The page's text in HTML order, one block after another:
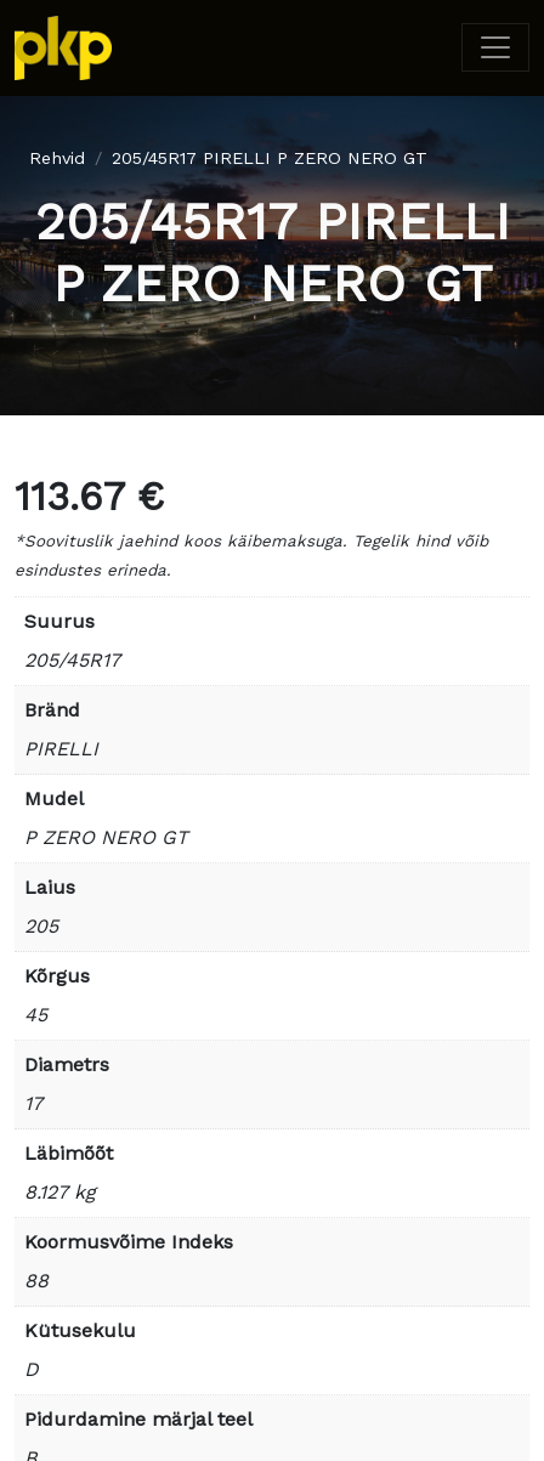
Rehvid 205/45R17 PIRELLI P ZERO NERO GT
205/45R17 PIRELLI
P ZERO NERO GT
113.67 €
*Soovituslik jaehind koos käibemaksuga. Tegelik hind võib
esindustes erineda.
Suurus
205/45R17
Bränd
PIRELLI
Mudel
P ZERO NERO GT
Laius
205
Kõrgus
45
Diametrs
17
Läbimõõt
8.127 kg
Koormusvõime Indeks
88
Kütusekulu
D
Pidurdamine märjal teel